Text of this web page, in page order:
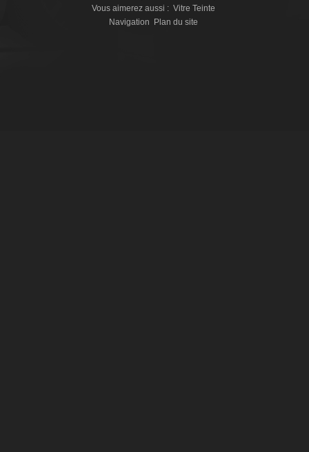
Vous aimerez aussi : Vitre Teinte
Navigation Plan du site